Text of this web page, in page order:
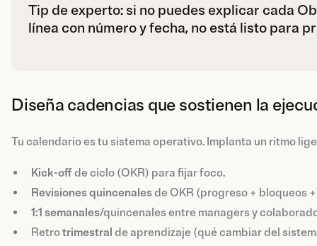
Tip de experto: si no puedes explicar cada
línea con número y fecha, no está listo para
Diseña cadencias que sostienen la
Tu calendario es tu sistema operativo. Implanta un ritmo
Kick-offde ciclo (OKR) para fijar foco.
Revisionesquincenalesde OKR (progreso + bloqueos
1:1 semanales/quincenales entre managers y
Retrotrimestral de aprendizaje (qué cambiar del